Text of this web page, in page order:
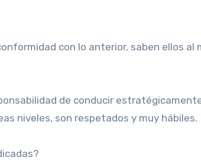
con lo anterior, saben ellos al
de conducir
niveles, son respetados y muy hábiles.